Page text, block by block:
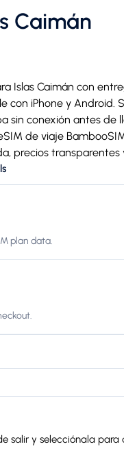
Caimán
Islas Caimán con
con iPhone y Android.
sin conexión antes de
de viaje
precios transparentes
plan data.
salir y selecciónala